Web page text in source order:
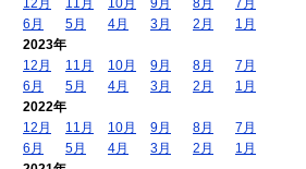
12月
11月 10月 9月 8月
7月
6月
5月 4月 3月 2月
1月
2023年
12月
11月 10月 9月 8月
7月
6月
5月 4月 3月 2月
1月
2022年
12月
11月 10月 9月 8月
7月
6月
5月 4月 3月 2月
1月